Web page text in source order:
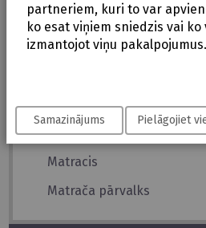
Komplaktā iekļauts
Ratu kulbas pārvalks
Ratu kāju pārvalks
Ratiņu kulbas pamatne
Matracis
Matrača pārvalks
partneriem, kuri to var
ko esat viņiem sniedzis vai ko
izmantojot viņu pakalpojumus.
Samazinājums Pielāgojiet